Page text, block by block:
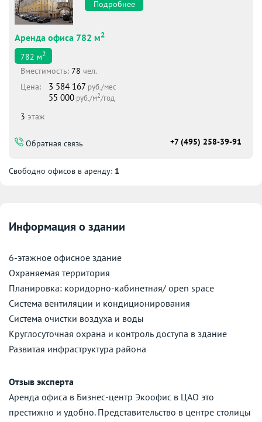
Подробнее
Аренда офиса 782 м2
782 м2
Вместимоcть: 78 чел.
Цена:
3 584 167 руб./мес
55 000 руб./м2/год
3 этаж
Обратная связь +7 (495) 258-39-91
Свободно офисов в аренду: 1
Информация о здании
6-этажное офисное здание
Охраняемая территория
Планировка: коридорно-кабинетная/ open space
Cистема вентиляции и кондиционирования
Система очистки воздуха и воды
Круглосуточная охрана и контроль доступа в здание
Развитая инфраструктура района
Отзыв эксперта
Аренда офиса в Бизнес-центр Экоофис в ЦАО это
престижно и удобно. Представительство в центре столицы